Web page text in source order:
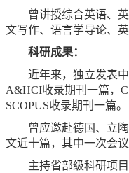
曾讲授综合英语、
文写作、语言学导论、
科研成果：
近年来，独立发表
A&HCI收录期刊一篇，
SCOPUS收录期刊一篇。
曾应邀赴德国、立
文近十篇，其中一次会议
主持省部级科研项